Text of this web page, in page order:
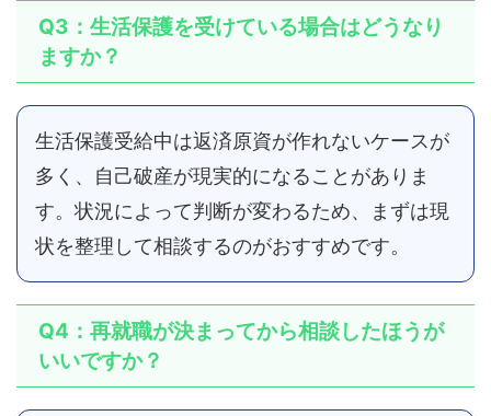
Q3：生活保護を受けている場合はどうなり
ますか？
生活保護受給中は返済原資が作れないケースが
多く、自己破産が現実的になることがありま
す。状況によって判断が変わるため、まずは現
状を整理して相談するのがおすすめです。
Q4：再就職が決まってから相談したほうが
いいですか？